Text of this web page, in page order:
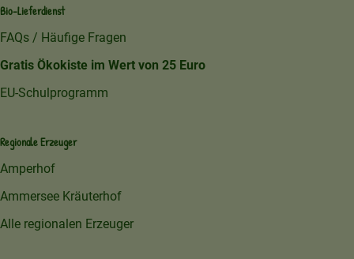
Bio-Lieferdienst
FAQs / Häufige Fragen
Gratis Ökokiste im Wert von 25 Euro
EU-Schulprogramm
Regionale Erzeuger
Amperhof
Ammersee Kräuterhof
Alle regionalen Erzeuger